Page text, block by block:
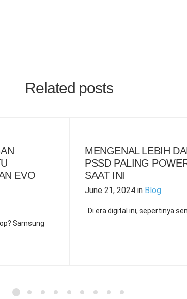
Related posts
EVO
Samsung
MENGENAL LEBIH
PSSD PALING
SAAT INI
June 21, 2024 in Blog
Di era digital ini, sepertinya